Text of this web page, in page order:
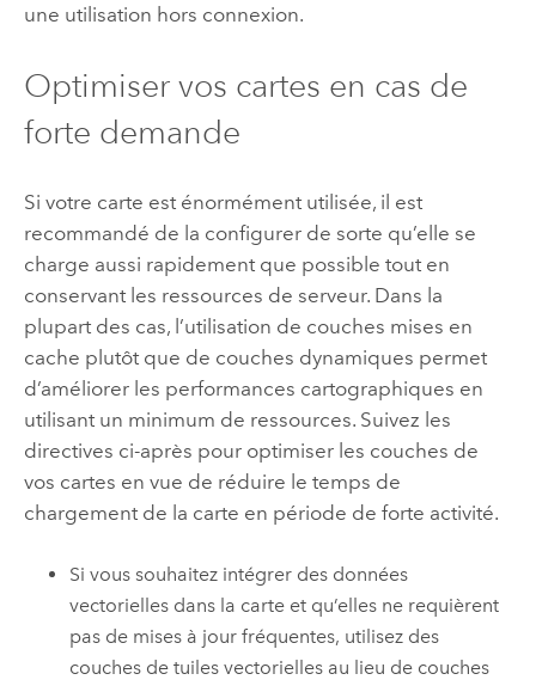
une utilisation hors connexion.
Optimiser vos cartes en cas de
forte demande
Si votre carte est énormément utilisée, il est
recommandé de la configurer de sorte qu’elle se
charge aussi rapidement que possible tout en
conservant les ressources de serveur. Dans la
plupart des cas, l’utilisation de couches mises en
cache plutôt que de couches dynamiques permet
d’améliorer les performances cartographiques en
utilisant un minimum de ressources.Suivez les
directives ci-après pour optimiser les couches de
vos cartes en vue de réduire le temps de
chargement de la carte en période de forte activité.
Si vous souhaitez intégrer des données
vectorielles dans la carte et qu’elles ne requièrent
pas de mises à jour fréquentes, utilisez des
couches de tuiles vectorielles au lieu de couches